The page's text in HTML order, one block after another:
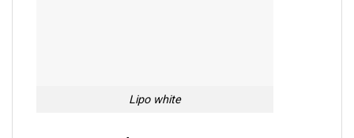
Lipo white